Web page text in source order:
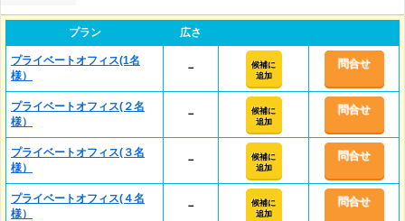
プラン 広さ
プライベートオフィス(1名
様）
－
候補に
追加
問合せ
プライベートオフィス(２名
様）
－
候補に
追加
問合せ
プライベートオフィス(３名
様）
－
候補に
追加
問合せ
プライベートオフィス(４名
様）
－
候補に
追加
問合せ